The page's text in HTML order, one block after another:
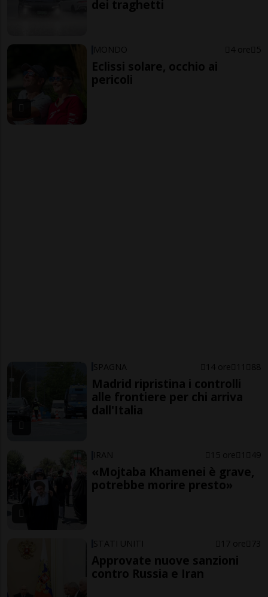
dei traghetti
MONDO 4 ore 5
Eclissi solare, occhio ai
pericoli
SPAGNA 14 ore 11 88
Madrid ripristina i controlli
alle frontiere per chi arriva
dall'Italia
IRAN 15 ore 1 49
«Mojtaba Khamenei è grave,
potrebbe morire presto»
STATI UNITI 17 ore 73
Approvate nuove sanzioni
contro Russia e Iran